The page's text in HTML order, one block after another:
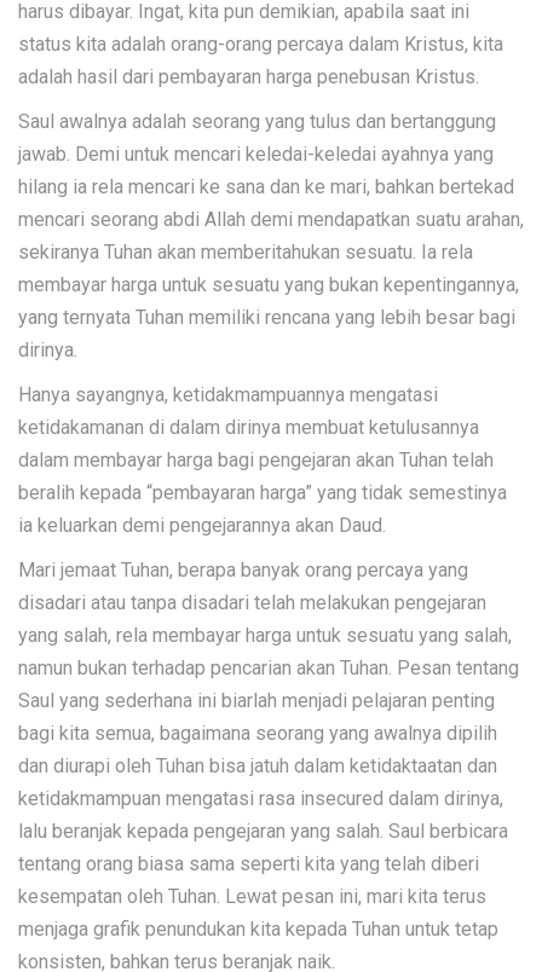
harus dibayar. Ingat, kita pun demikian, apabila saat ini
status kita adalah orang-orang percaya dalam Kristus, kita
adalah hasil dari pembayaran harga penebusan Kristus.
Saul awalnya adalah seorang yang tulus dan bertanggung
jawab. Demi untuk mencari keledai-keledai ayahnya yang
hilang ia rela mencari ke sana dan ke mari, bahkan bertekad
mencari seorang abdi Allah demi mendapatkan suatu arahan,
sekiranya Tuhan akan memberitahukan sesuatu. Ia rela
membayar harga untuk sesuatu yang bukan kepentingannya,
yang ternyata Tuhan memiliki rencana yang lebih besar bagi
dirinya.
Hanya sayangnya, ketidakmampuannya mengatasi
ketidakamanan di dalam dirinya membuat ketulusannya
dalam membayar harga bagi pengejaran akan Tuhan telah
beralih kepada “pembayaran harga” yang tidak semestinya
ia keluarkan demi pengejarannya akan Daud.
Mari jemaat Tuhan, berapa banyak orang percaya yang
disadari atau tanpa disadari telah melakukan pengejaran
yang salah, rela membayar harga untuk sesuatu yang salah,
namun bukan terhadap pencarian akan Tuhan. Pesan tentang
Saul yang sederhana ini biarlah menjadi pelajaran penting
bagi kita semua, bagaimana seorang yang awalnya dipilih
dan diurapi oleh Tuhan bisa jatuh dalam ketidaktaatan dan
ketidakmampuan mengatasi rasa insecured dalam dirinya,
lalu beranjak kepada pengejaran yang salah. Saul berbicara
tentang orang biasa sama seperti kita yang telah diberi
kesempatan oleh Tuhan. Lewat pesan ini, mari kita terus
menjaga grafik penundukan kita kepada Tuhan untuk tetap
konsisten, bahkan terus beranjak naik.